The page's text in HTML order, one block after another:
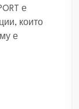
е
които
е